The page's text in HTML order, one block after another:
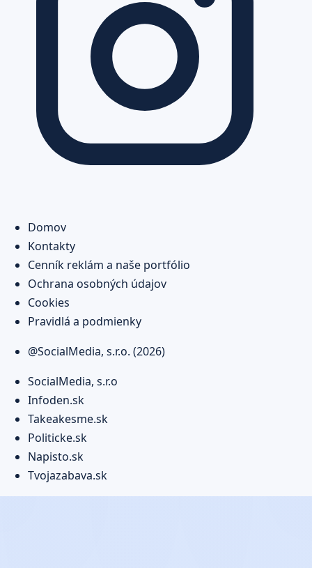
Domov
Kontakty
Cenník reklám a naše portfólio
Ochrana osobných údajov
Cookies
Pravidlá a podmienky
@SocialMedia, s.r.o. (2026)
SocialMedia, s.r.o
Infoden.sk
Takeakesme.sk
Politicke.sk
Napisto.sk
Tvojazabava.sk